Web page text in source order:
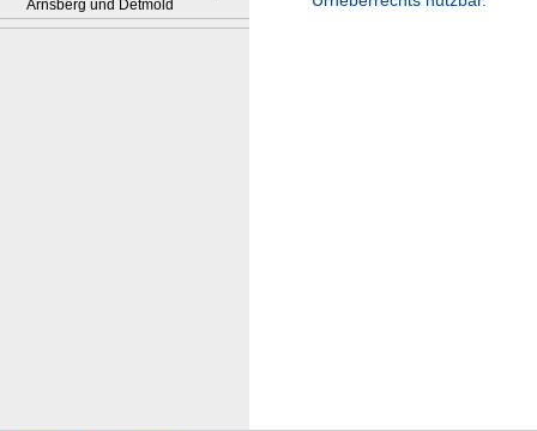
Arnsberg und Detmold